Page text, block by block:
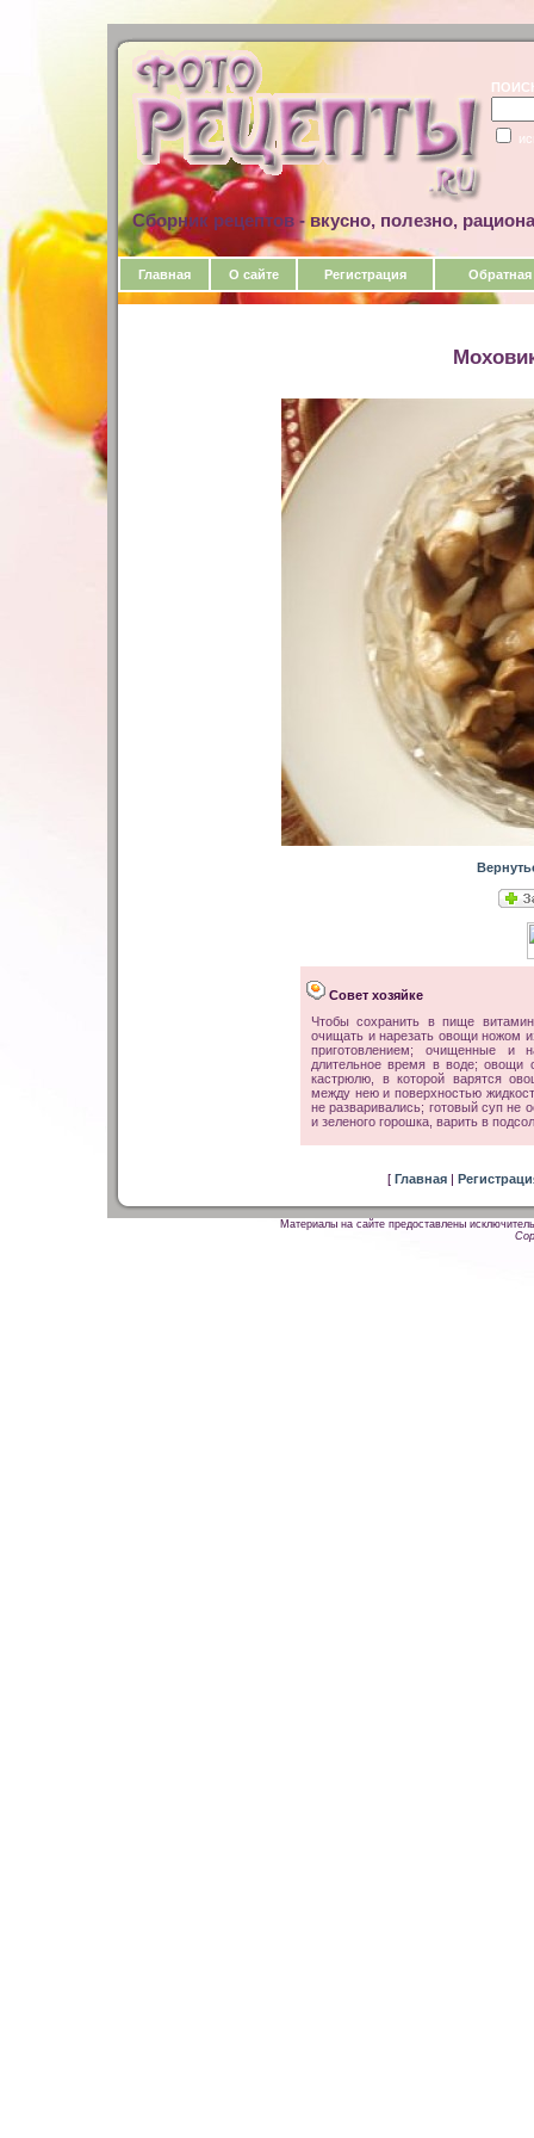
Сборник рецептов - вкусно, полезно,
Главная О сайте Регистрация Обратная
Совет хозяйке
Чтобы сохранить в пище
очищать и нарезать овощи ножом
приготовлением; очищенные и
длительное время в воде; овощи
кастрюлю, в которой варятся
между нею и поверхностью
не разваривались; готовый суп не
и зеленого горошка, варить в
[ Главная |
Материалы на сайте предоставлены